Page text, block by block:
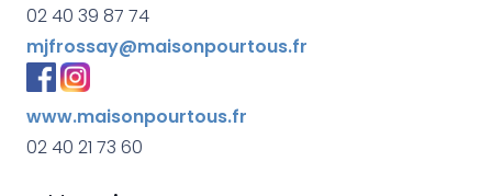
02 40 39 87 74
mjfrossay@maisonpourtous.fr
www.maisonpourtous.fr
02 40 21 73 60